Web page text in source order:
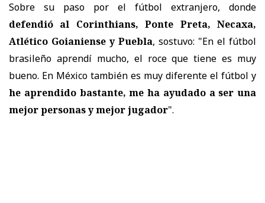
Sobre su paso por el fútbol extranjero, donde
defendió al Corinthians, Ponte Preta, Necaxa,
Atlético Goianiense y Puebla, sostuvo: "En el fútbol
brasileño aprendí mucho, el roce que tiene es muy
bueno. En México también es muy diferente el fútbol y
he aprendido bastante, me ha ayudado a ser una
mejor personas y mejor jugador".